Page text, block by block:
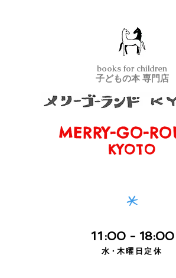
子どもの本 専門店
books for children
メリーゴーランド京
MERRY-GO-
KYOTO
*
11 :00 - 18:00
水・ 木曜日定休